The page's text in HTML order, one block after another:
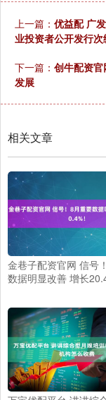
上一篇： 优益配 广
业投资者公开发行
下一篇： 创牛配资
发展
相关文章
金巷子配资官网 信号
数据明显改善 增长